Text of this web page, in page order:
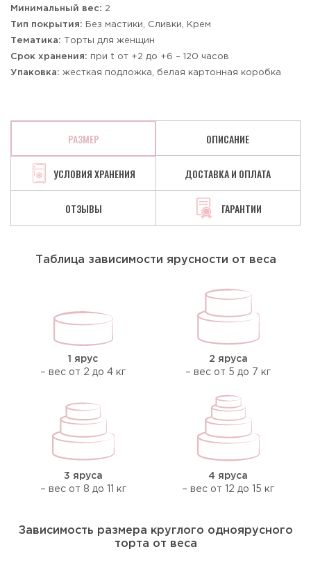
Минимальный вес: 2
Тип покрытия: Без мастики, Сливки, Крем
Тематика: Торты для женщин
Срок хранения: при t от +2 до +6 – 120 часов
Упаковка: жесткая подложка, белая картонная коробка
РАЗМЕР ОПИСАНИЕ
УСЛОВИЯ ХРАНЕНИЯ ДОСТАВКА И ОПЛАТА
ОТЗЫВЫ ГАРАНТИИ
Таблица зависимости ярусности от веса
1 ярус
– вес от 2 до 4 кг
2 яруса
– вес от 5 до 7 кг
3 яруса
– вес от 8 до 11 кг
4 яруса
– вес от 12 до 15 кг
Зависимость размера круглого одноярусного
торта от веса